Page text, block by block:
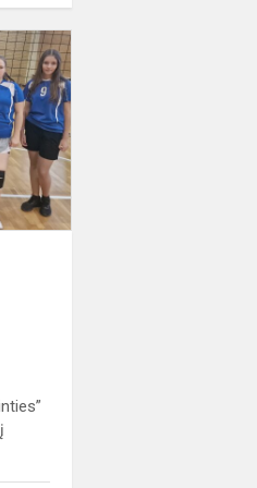
Tinklinio
turnyras
L.Asanavičiūtės